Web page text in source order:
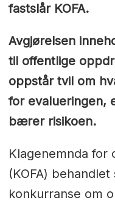
fastslår KOFA.
Avgjørelsen
til offentlige
oppstår tvil om
for evalueringen,
bærer risikoen.
Klagenemnda for
(KOFA)
konkurranse om